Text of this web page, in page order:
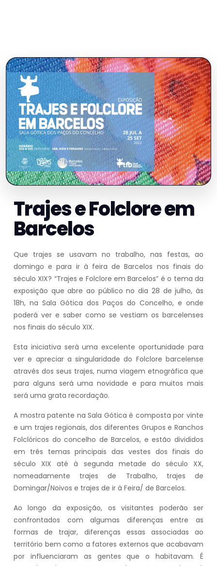
Trajes e Folclore em
Barcelos
Que trajes se usavam no trabalho, nas festas, ao
domingo e para ir à feira de Barcelos nos finais do
século XIX? “Trajes e Folclore em Barcelos” é o tema da
exposição que abre ao público no dia 28 de julho, às
18h, na Sala Gótica dos Paços do Concelho, e onde
poderá ver e saber como se vestiam os barcelenses
nos finais do século XIX.
Esta iniciativa será uma excelente oportunidade para
ver e apreciar a singularidade do Folclore barcelense
através dos seus trajes, numa viagem etnográfica que
para alguns será uma novidade e para muitos mais
será uma grata recordação.
A mostra patente na Sala Gótica é composta por vinte
e um trajes regionais, dos diferentes Grupos e Ranchos
Folclóricos do concelho de Barcelos, e estão divididos
em três temas principais das vestes dos finais do
século XIX até à segunda metade do século XX,
nomeadamente trajes de Trabalho, trajes de
Domingar/Noivos e trajes de ir à Feira/ de Barcelos.
Ao longo da exposição, os visitantes poderão ser
confrontados com algumas diferenças entre as
formas de trajar, diferenças essas associadas ao
território bem como a fatores externos que acabavam
por influenciaram as gentes que o habitavam. É